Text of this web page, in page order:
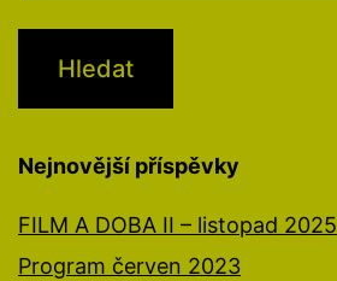
Nejnovější příspěvky
FILM A DOBA II – listopad 2025
Program červen 2023